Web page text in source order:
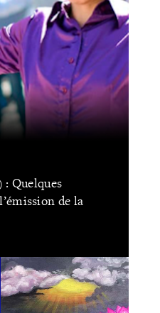
Quelques
de la